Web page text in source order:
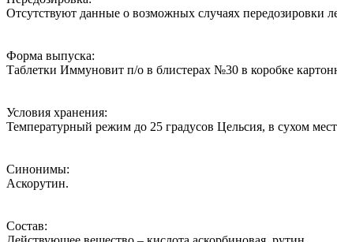
Отсутствуют данные о возможных случаях передозировки
Форма выпуска:
Таблетки Иммуновит п/о в блистерах №30 в коробке
Условия хранения:
Температурный режим до 25 градусов Цельсия, в сухом
Синонимы:
Аскорутин.
Состав: